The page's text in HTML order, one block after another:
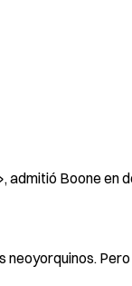
admitió Boone